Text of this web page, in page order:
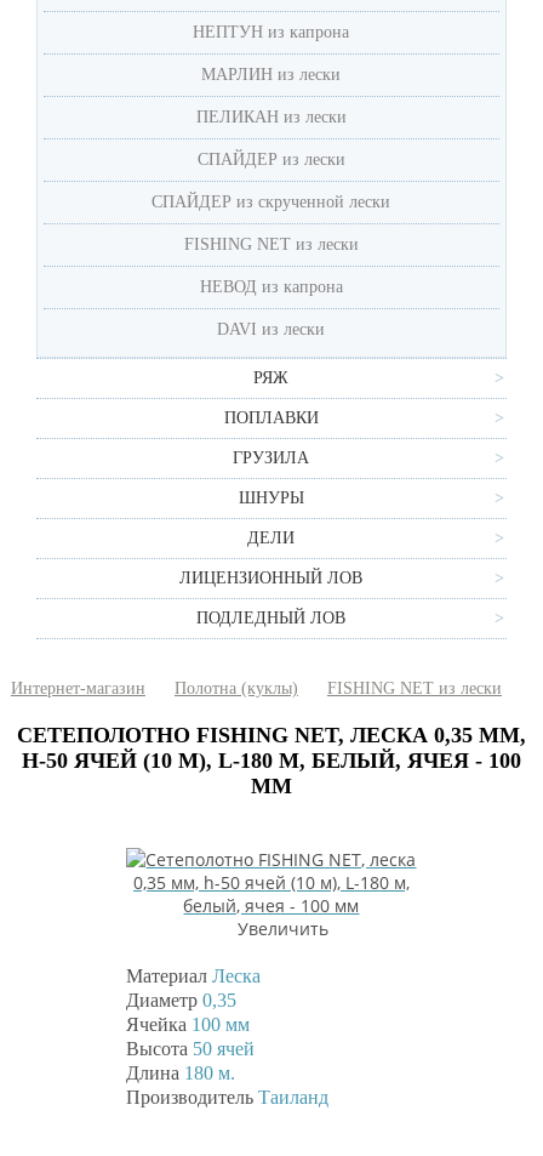
НЕПТУН из капрона
MАРЛИН из лески
ПЕЛИКАН из лески
СПАЙДЕР из лески
СПАЙДЕР из скрученной лески
FISHING NET из лески
НЕВОД из капрона
DAVI из лески
РЯЖ
ПОПЛАВКИ
ГРУЗИЛА
ШНУРЫ
ДЕЛИ
ЛИЦЕНЗИОННЫЙ ЛОВ
ПОДЛЕДНЫЙ ЛОВ
Интернет-магазин Полотна (куклы) FISHING NET из лески
СЕТЕПОЛОТНО FISHING NET, ЛЕСКА 0,35 ММ,
H-50 ЯЧЕЙ (10 М), L-180 М, БЕЛЫЙ, ЯЧЕЯ - 100
ММ
Увеличить
Материал Леска
Диаметр 0,35
Ячейка 100 мм
Высота 50 ячей
Длина 180 м.
Производитель Таиланд